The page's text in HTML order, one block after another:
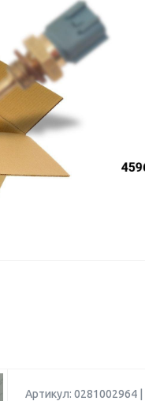
Артикул: 0281002964 |